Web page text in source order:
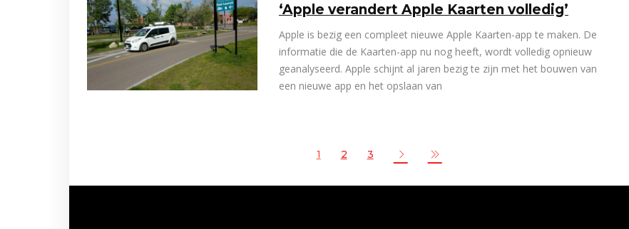
‘Apple verandert Apple Kaarten volledig’
Apple is bezig een compleet nieuwe Apple Kaarten-app te maken. De
informatie die de Kaarten-app nu nog heeft, wordt volledig opnieuw
geanalyseerd. Apple schijnt al jaren bezig te zijn met het bouwen van
een nieuwe app en het opslaan van
1 2 3